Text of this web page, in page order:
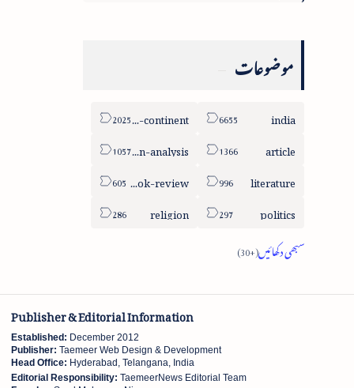
موضوعات
india
sub-continent
article
column-analysis
literature
book-review
politics
religion
Publisher & Editorial Information
Established: December 2012
Publisher: Taemeer Web Design & Development
Head Office: Hyderabad, Telangana, India
Editorial Responsibility: TaemeerNews Editorial Team